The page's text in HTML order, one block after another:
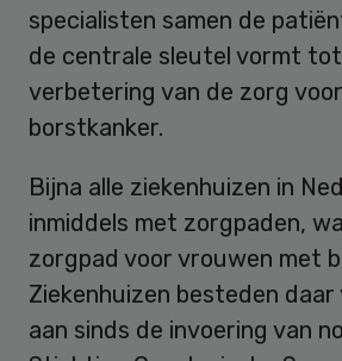
specialisten samen de
de centrale sleutel vormt
verbetering van de zorg
borstkanker.
Bijna alle ziekenhuizen in
inmiddels met zorgpaden,
zorgpad voor vrouwen met
Ziekenhuizen besteden
aan sinds de invoering van